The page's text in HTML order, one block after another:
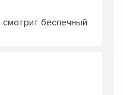
смотрит беспечный